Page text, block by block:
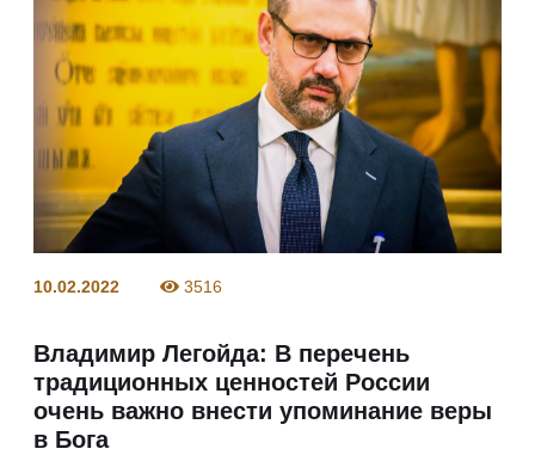
10.02.2022 3516
Владимир Легойда: В перечень
традиционных ценностей России
очень важно внести упоминание веры
в Бога